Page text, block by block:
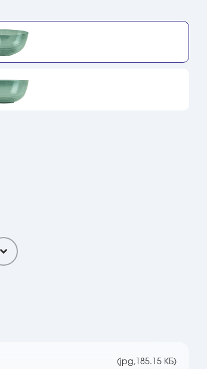
(jpg, 185.15 КБ)